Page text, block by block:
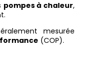
pompes à chaleur,
mesurée
(COP).